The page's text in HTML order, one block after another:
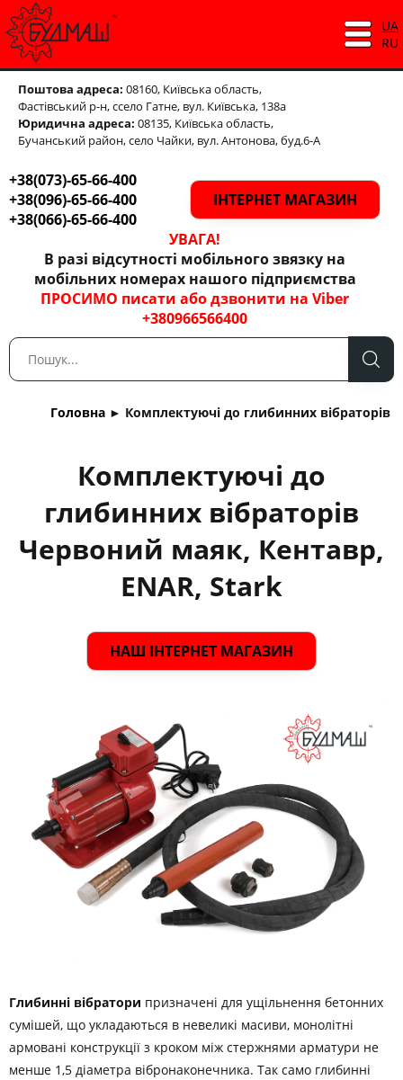
Поштова адреса: 08160, Київська область,
Фастівський р-н,ссело Гатне, вул. Київська, 138а
Юридична адреса: 08135, Київська область,
Бучанський район, село Чайки, вул. Антонова, буд.6-А
+38(073)-65-66-400
+38(096)-65-66-400
+38(066)-65-66-400
ІНТЕРНЕТ МАГАЗИН
УВАГА!
В разі відсутності мобільного звязку на
мобільних номерах нашого підприємства
ПРОСИМО писати або дзвонити на Viber
+380966566400
UA
RU
Головна ► Комплектуючі до глибинних вібраторів
Комплектуючі до
глибинних вібраторів
Червоний маяк, Кентавр,
ENAR, Stark
НАШ ІНТЕРНЕТ МАГАЗИН
Глибинні вібратори призначені для ущільнення бетонних
сумішей, що укладаються в невеликі масиви, монолітні
армовані конструкції з кроком між стержнями арматури не
менше 1,5 діаметра вібронаконечника. Так само глибинні